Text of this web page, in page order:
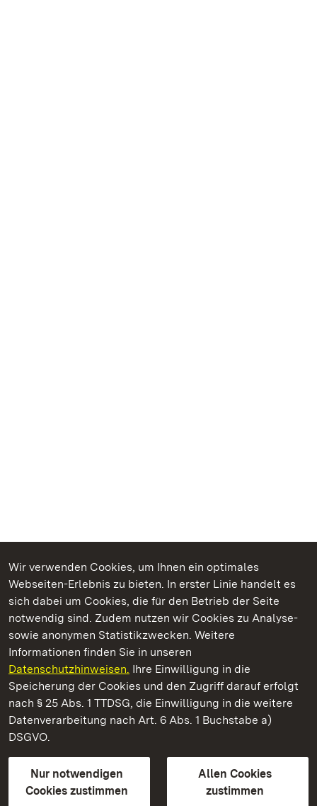
Wir verwenden Cookies, um Ihnen ein optimales
Webseiten-Erlebnis zu bieten. In erster Linie handelt es
sich dabei um Cookies, die für den Betrieb der Seite
notwendig sind. Zudem nutzen wir Cookies zu Analyse-
sowie anonymen Statistikzwecken. Weitere
Informationen finden Sie in unseren
Datenschutzhinweisen. Ihre Einwilligung in die
Speicherung der Cookies und den Zugriff darauf erfolgt
nach § 25 Abs. 1 TTDSG, die Einwilligung in die weitere
Datenverarbeitung nach Art. 6 Abs. 1 Buchstabe a)
DSGVO.
Nur notwendigen
Cookies zustimmen
Allen Cookies
zustimmen
Kommen. Staunen. Genießen.
Staatliche Schlösser und Gärten Baden‑Württemberg
Staatliche Schlösser und Gärten Baden-Württemberg
Kontakt
GebärdenspracheLeichte Sprache
Erklärung zur Barrierefreiheit
BITV-konform (geprüfte Seiten)